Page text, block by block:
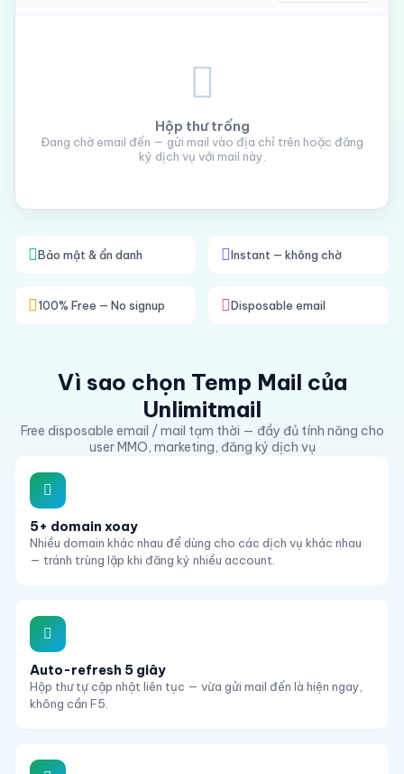
Hộp thư trống
Đang chờ email đến — gửi mail vào địa chỉ trên hoặc đăng
ký dịch vụ với mail này.
Bảo mật & ẩn danh Instant — không chờ
100% Free — No signup Disposable email
Vì sao chọn Temp Mail của
Unlimitmail
Free disposable email / mail tạm thời — đầy đủ tính năng cho
user MMO, marketing, đăng ký dịch vụ
5+ domain xoay
Nhiều domain khác nhau để dùng cho các dịch vụ khác nhau
— tránh trùng lặp khi đăng ký nhiều account.
Auto-refresh 5 giây
Hộp thư tự cập nhật liên tục — vừa gửi mail đến là hiện ngay,
không cần F5.